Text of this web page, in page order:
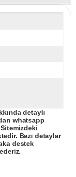
detaylı
whatsapp
Bazı detaylar
destek